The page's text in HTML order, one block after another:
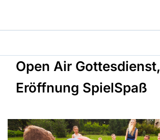
Open Air Gottesdienst,
Eröffnung SpielSpaß